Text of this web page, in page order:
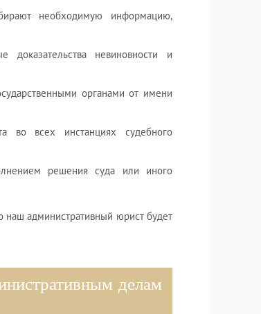
необходимую информацию,
невиновности и
органами от имени
во всех инстанциях судебного
решения суда или иного
административный юрист будет
делам